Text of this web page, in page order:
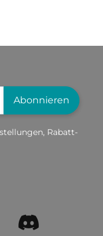
Abonnieren
Rabatt-